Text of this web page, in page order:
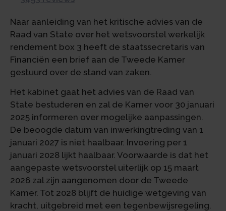
Naar aanleiding van het kritische advies van de
Raad van State over het wetsvoorstel werkelijk
rendement box 3 heeft de staatssecretaris van
Financiën een brief aan de Tweede Kamer
gestuurd over de stand van zaken.
Het kabinet gaat het advies van de Raad van
State bestuderen en zal de Kamer voor 30 januari
2025 informeren over mogelijke aanpassingen.
De beoogde datum van inwerkingtreding van 1
januari 2027 is niet haalbaar. Invoering per 1
januari 2028 lijkt haalbaar. Voorwaarde is dat het
aangepaste wetsvoorstel uiterlijk op 15 maart
2026 zal zijn aangenomen door de Tweede
Kamer. Tot 2028 blijft de huidige wetgeving van
kracht, uitgebreid met een tegenbewijsregeling.